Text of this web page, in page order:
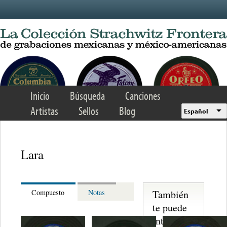
Inicio Búsqueda
Canciones
Artistas
Sellos Blog Español
Lara
Compuesto Notas
También
te puede
interesar...